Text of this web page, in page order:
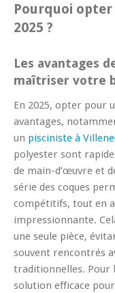
Pourquoi opter
2025 ?
Les avantages
maîtriser votre
En 2025, opter pour
avantages,
un pisciniste à
polyester sont
de main-d’œuvre et
série des coques
compétitifs, tout en
impressionnante.
une seule pièce,
souvent rencontrés
traditionnelles. Pour
solution efficace